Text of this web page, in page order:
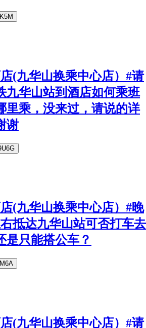
(九华山换乘中心店）#请
九华山站到酒店如何乘班
里乘，没来过，请说的详
谢
(九华山换乘中心店）#晚
抵达九华山站可否打车去
是只能搭公车？
(九华山换乘中心店）#请